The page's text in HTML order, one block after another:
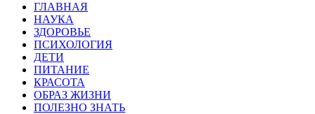
ГЛАВНАЯ
НАУКА
ЗДОРОВЬЕ
ПСИХОЛОГИЯ
ДЕТИ
ПИТАНИЕ
КРАСОТА
ОБРАЗ ЖИЗНИ
ПОЛЕЗНО ЗНАТЬ